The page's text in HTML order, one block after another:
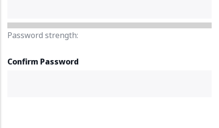
Password strength:
Confirm Password